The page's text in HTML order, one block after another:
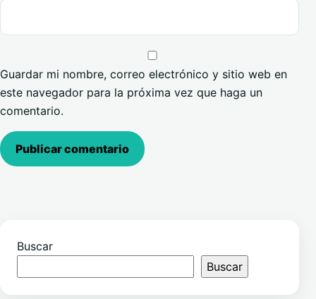
Guardar mi nombre, correo electrónico y sitio web en
este navegador para la próxima vez que haga un
comentario.
Buscar
Buscar